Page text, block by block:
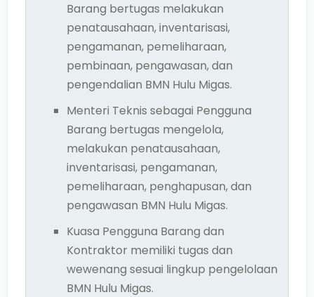
Barang bertugas melakukan
penatausahaan, inventarisasi,
pengamanan, pemeliharaan,
pembinaan, pengawasan, dan
pengendalian BMN Hulu Migas.
Menteri Teknis sebagai Pengguna
Barang bertugas mengelola,
melakukan penatausahaan,
inventarisasi, pengamanan,
pemeliharaan, penghapusan, dan
pengawasan BMN Hulu Migas.
Kuasa Pengguna Barang dan
Kontraktor memiliki tugas dan
wewenang sesuai lingkup pengelolaan
BMN Hulu Migas.